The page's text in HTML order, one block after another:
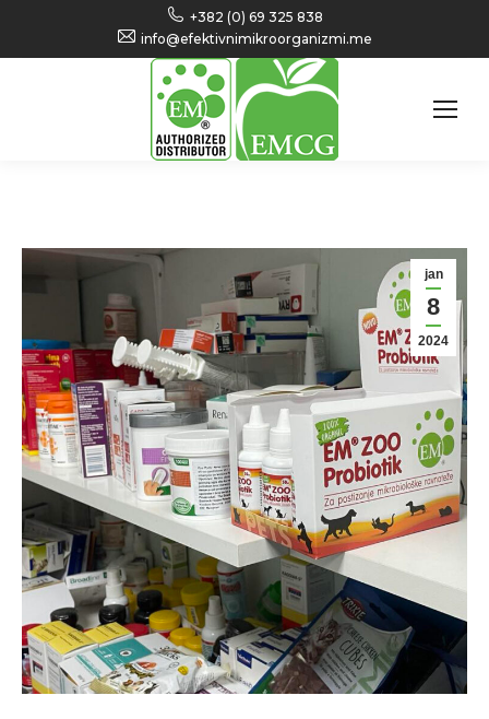
+382 (0) 69 325 838
info@efektivnimikroorganizmi.me
jan
8
2024